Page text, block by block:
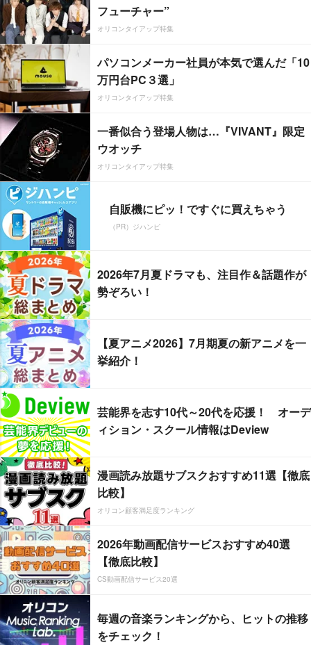
フューチャー”
オリコンタイアップ特集
パソコンメーカー社員が本気で選んだ「10
万円台PC３選」
オリコンタイアップ特集
一番似合う登場人物は…『VIVANT』限定
ウオッチ
オリコンタイアップ特集
自販機にピッ！ですぐに買えちゃう
（PR）ジハンピ
2026年7月夏ドラマも、注目作＆話題作が
勢ぞろい！
【夏アニメ2026】7月期夏の新アニメを一
挙紹介！
芸能界を志す10代～20代を応援！ オーデ
ィション・スクール情報はDeview
漫画読み放題サブスクおすすめ11選【徹底
比較】
オリコン顧客満足度ランキング
2026年動画配信サービスおすすめ40選
【徹底比較】
CS動画配信サービス20選
毎週の音楽ランキングから、ヒットの推移
をチェック！